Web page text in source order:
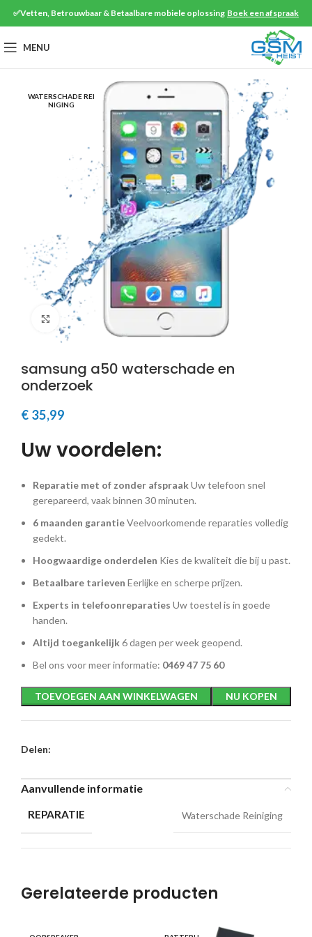
✅Vetten, Betrouwbaar & Betaalbare mobiele oplossing Boek een afspraak
MENU
WATERSCHADE REI
NIGING
Klik om te vergroten
samsung a50 waterschade en
onderzoek
€ 35,99
Uw voordelen:
Reparatie met of zonder afspraakUw telefoon snel
gerepareerd, vaak binnen 30 minuten.
6 maanden garantieVeelvoorkomende reparaties volledig
gedekt.
Hoogwaardige onderdelen Kies de kwaliteit die bij u past.
Betaalbare tarieven Eerlijke en scherpe prijzen.
Experts in telefoonreparaties Uw toestel is in goede
handen.
Altijd toegankelijk6 dagen per week geopend.
Bel ons voor meer informatie: 0469 47 75 60
TOEVOEGEN AAN WINKELWAGEN NU KOPEN
Delen:
Aanvullende informatie
REPARATIE Waterschade Reiniging
Gerelateerde producten